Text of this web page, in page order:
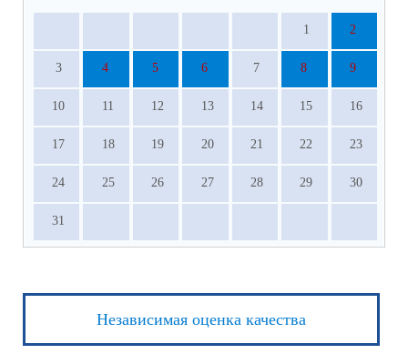
1 2
3 4 5 6 7 8 9
10 11 12 13 14 15 16
17 18 19 20 21 22 23
24 25 26 27 28 29 30
31
Независимая оценка качества